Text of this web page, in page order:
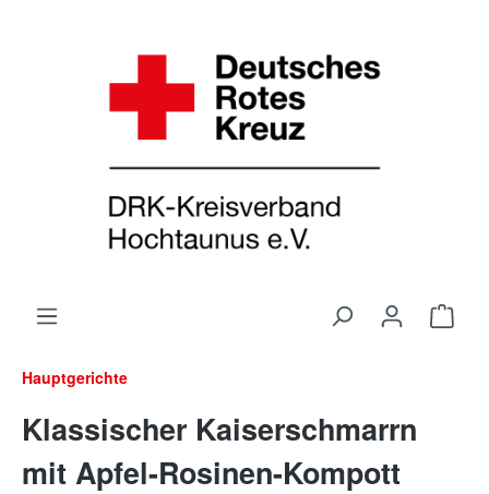
Hauptgerichte
Klassischer Kaiserschmarrn
mit Apfel-Rosinen-Kompott